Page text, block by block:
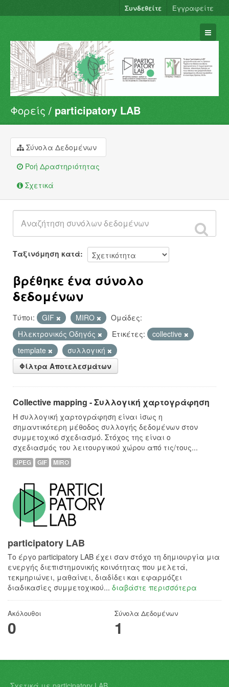
Συνδεθείτε Εγγραφείτε
Σύνολα Δεδομένων
Φορείς
Ομάδες
Σχετικά
Φορείς participatory LAB
Σύνολα Δεδομένων
Ροή Δραστηριότητας
Σχετικά
Ταξινόμηση κατά
βρέθηκε ένα σύνολο
δεδομένων
Τύποι: GIF MIRO
Ομάδες:
Hλεκτρονικός Οδηγός
Ετικέτες:
collective
template
συλλογική
Φίλτρα Αποτελεσμάτων
Collective mapping - Συλλογική χαρτογράφηση
Η συλλογική χαρτογράφηση είναι ίσως η
σημαντικότερη μέθοδος συλλογής δεδομένων στον
συμμετοχικό σχεδιασμό. Στόχος της είναι ο
σχεδιασμός του λειτουργικού χώρου από τις/τους...
JPEG GIF MIRO
participatory LAB
Το έργο participatory LAB έχει σαν στόχο τη δημιουργία μια
ενεργής διεπιστημονικής κοινότητας που μελετά,
τεκμηριώνει, μαθαίνει, διαδίδει και εφαρμόζει
διαδικασίες συμμετοχικού... διαβάστε περισσότερα
Ακόλουθοι
0
Σύνολα Δεδομένων
1